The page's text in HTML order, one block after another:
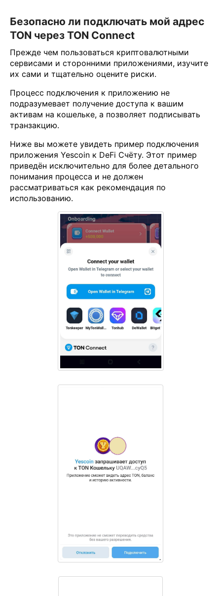
Безопасно ли подключать мой адрес
TON через TON Connect
Прежде чем пользоваться криптовалютными
сервисами и сторонними приложениями, изучите
их сами и тщательно оцените риски.
Процесс подключения к приложению не
подразумевает получение доступа к вашим
активам на кошельке, а позволяет подписывать
транзакцию.
Ниже вы можете увидеть пример подключения
приложения Yescoin к DeFi Счёту. Этот пример
приведён исключительно для более детального
понимания процесса и не должен
рассматриваться как рекомендация по
использованию.